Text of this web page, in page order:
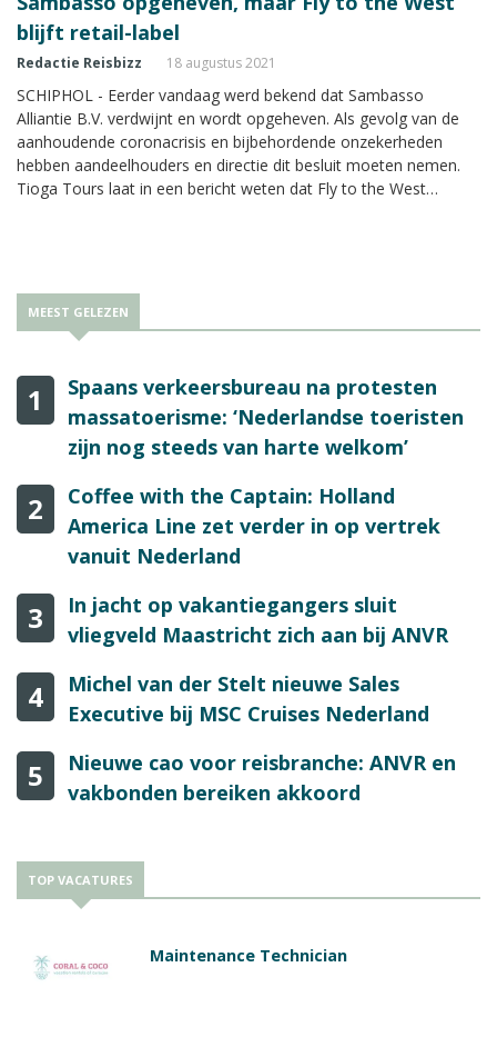
blijft retail-label
Redactie Reisbizz 18 augustus 2021
SCHIPHOL - Eerder vandaag werd bekend dat Sambasso
Alliantie B.V. verdwijnt en wordt opgeheven. Als gevolg van de
aanhoudende coronacrisis en bijbehordende onzekerheden
hebben aandeelhouders en directie dit besluit moeten nemen.
Tioga Tours laat in een bericht weten dat Fly to the West
MEEST GELEZEN
1
Spaans verkeersbureau na protesten
massatoerisme: ‘Nederlandse toeristen
zijn nog steeds van harte welkom’
2
Coffee with the Captain: Holland
America Line zet verder in op vertrek
vanuit Nederland
3
In jacht op vakantiegangers sluit
vliegveld Maastricht zich aan bij ANVR
4
Michel van der Stelt nieuwe Sales
Executive bij MSC Cruises Nederland
5
Nieuwe cao voor reisbranche: ANVR en
vakbonden bereiken akkoord
TOP VACATURES
Maintenance Technician